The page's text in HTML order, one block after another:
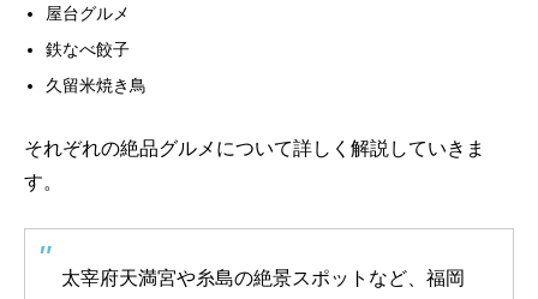
屋台グルメ
鉄なべ餃子
久留米焼き鳥
それぞれの絶品グルメについて詳しく解説していきま
す。
太宰府天満宮や糸島の絶景スポットなど、福岡